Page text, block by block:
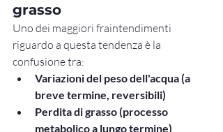
grasso
Uno dei maggiori fraintendimenti
riguardo a questa tendenza è la
confusione tra:
Variazioni del peso dell'acqua (a
breve termine, reversibili)
Perdita di grasso (processo
metabolico a lungo termine)